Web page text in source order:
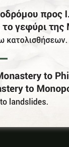
Δήμο
Μας